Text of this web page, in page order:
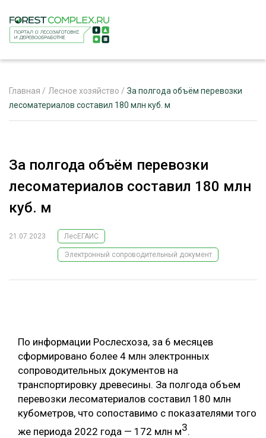
РЕКЛАМОДАТЕЛЯМ
ЛЕСНОЕ ХОЗЯЙСТВО
ЛЕСОЗАГОТОВКА
ОБРАБОТКА ДРЕВЕСИНЫ
ЛЕСОВОССТАНОВЛЕНИЕ И ЗАЩИТА
ЛОГИСТИКА
ПРОИЗВОДСТВО ДРЕВЕСНЫХ ПЛИТ
ЦБП
ТЕМАТИЧЕСКИЕ ПРОЕКТЫ
ЭКСПЕРТНОЕ МНЕНИЕ
Главная / Лесное хозяйство / За полгода объём перевозки
лесоматериалов составил 180 млн куб. м
За полгода объём перевозки
лесоматериалов составил 180 млн
куб. м
21.07.2023 ЛесЕГАИС
Электронный сопроводительный документ
По информации Рослесхоза, за 6 месяцев
сформировано более 4 млн электронных
сопроводительных документов на
транспортировку древесины. За полгода объем
перевозки лесоматериалов составил 180 млн
кубометров, что сопоставимо с показателями того
же периода 2022 года — 172 млн м3.